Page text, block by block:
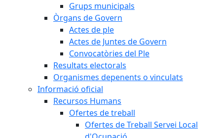
Grups municipals
Òrgans de Govern
Actes de ple
Actes de Juntes de Govern
Convocatòries del Ple
Resultats electorals
Organismes depenents o vinculats
Informació oficial
Recursos Humans
Ofertes de treball
Ofertes de Treball Servei Local